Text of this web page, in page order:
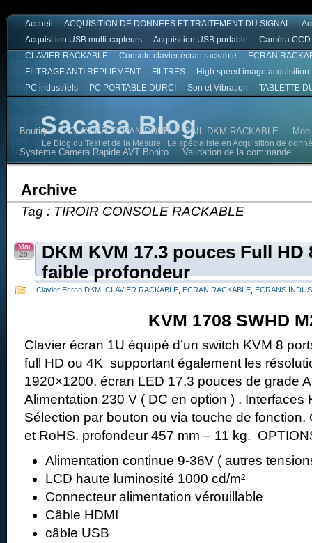
Accueil ACQUISITION DE DONNEES ET TRAITEMENT DU SIGNAL
Acquisition USB multi-capteurs
Acquisition USB portable
Caméra CCD
CLAVIER RACKABLE
Console clavier écran rackable
ECRAN
FILTRAGE ANTI REPLIEMENT
FILTRES
High speed image acquisition
PC industriels
PC PORTABLE DURCI Son et Vibration TABLETTE
Sacasa Blog
Le Blog du Test et de la Mesure . Le spécialiste en Acquisition de
Boutique CLAVIER ECRAN DOUBLE RAIL DKM RACKABLE
Systeme Camera Rapide AVT Bonito
Validation de la commande
Archive
Tag : TIROIR CONSOLE RACKABLE
DKM KVM 17.3 pouces Full HD
faible profondeur
Mai
29
Clavier Ecran DKM CLAVIER RACKABLE ECRAN RACKABLE ECRANS
KVM 1708 SWHD
Clavier écran 1U équipé d’un switch KVM 8
full HD ou 4K supportant également les
1920×1200. écran LED 17.3 pouces de grade
Alimentation 230 V ( DC en option ) . Interfaces
Sélection par bouton ou via touche de fonction.
et RoHS. profondeur 457 mm – 11 kg.
Alimentation continue 9-36V ( autres
LCD haute luminosité 1000 cd/m²
Connecteur alimentation vérouillable
Câble HDMI
câble USB